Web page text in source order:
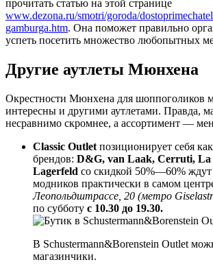
прочитать статью на этой странице
www.dezona.ru/smotri/goroda/
gamburga.htm. Она поможет правильно
успеть посетить множество любопытных
Другие аутлеты Мюнхена
Окрестности Мюнхена для шоппоголиков
интересны и другими аутлетами. Правда,
несравнимо скромнее, а ассортимент —
Classic Outlet позиционирует себя
брендов: D&G, van Laak, Cerruti,
Lagerfeld со скидкой 50%—60%
модников практически в самом
Леопольдштрассе, 20 (метро
по субботу с 10.30 до 19.30.
В Schustermann&Borenstein Outlet
магазинчики.